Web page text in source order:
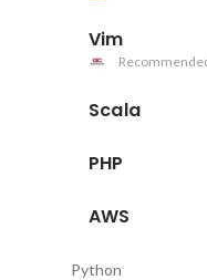
Vim
Scala
PHP
AWS
Python